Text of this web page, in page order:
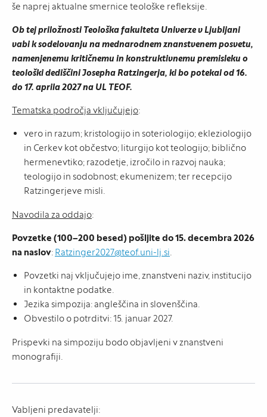
še naprej aktualne smernice teološke refleksije.
Ob tej priložnosti Teološka fakulteta Univerze v Ljubljani
vabi k sodelovanju na mednarodnem znanstvenem posvetu,
namenjenemu kritičnemu in konstruktivnemu premisleku o
teološki dediščini Josepha Ratzingerja, ki bo potekal od 16.
do 17. aprila 2027 na UL TEOF.
Tematska področja vključujejo:
vero in razum; kristologijo in soteriologijo; ekleziologijo
in Cerkev kot občestvo; liturgijo kot teologijo; biblično
hermenevtiko; razodetje, izročilo in razvoj nauka;
teologijo in sodobnost; ekumenizem; ter recepcijo
Ratzingerjeve misli.
Navodila za oddajo:
Povzetke (100–200 besed) pošljite do 15. decembra 2026
na naslov: Ratzinger2027@teof.uni-lj.si.
Povzetki naj vključujejo ime, znanstveni naziv, institucijo
in kontaktne podatke.
Jezika simpozija: angleščina in slovenščina.
Obvestilo o potrditvi: 15. januar 2027.
Prispevki na simpoziju bodo objavljeni v znanstveni
monografiji.
Vabljeni predavatelji: